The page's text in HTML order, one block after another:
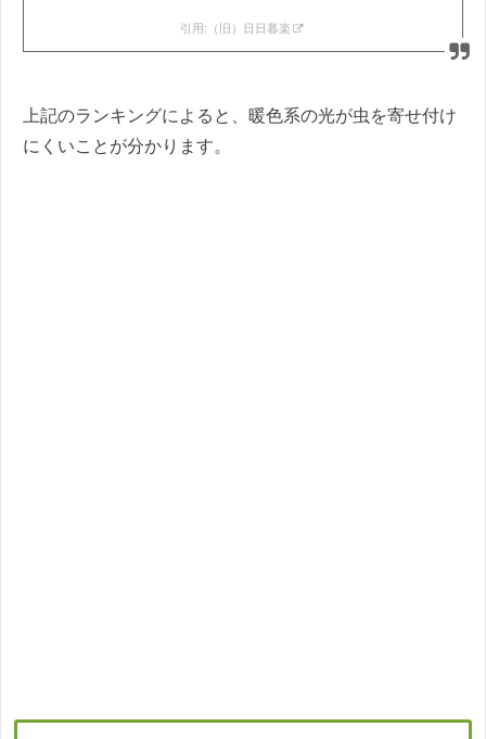
引用: （旧）日日暮楽
上記のランキングによると、暖色系の光が虫を寄せ付け
にくいことが分かります。